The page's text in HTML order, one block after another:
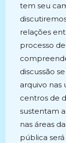
tem seu
relações
processo
discussão
arquivo nas
centros de
sustentam
nas áreas
pública